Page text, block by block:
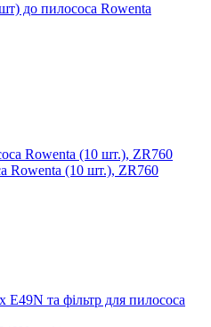
до пилососа Rowenta
Rowenta (10 шт.), ZR760